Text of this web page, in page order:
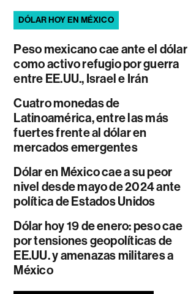
DÓLAR HOY EN MÉXICO
Peso mexicano cae ante el dólar
como activo refugio por guerra
entre EE.UU., Israel e Irán
Cuatro monedas de
Latinoamérica, entre las más
fuertes frente al dólar en
mercados emergentes
Dólar en México cae a su peor
nivel desde mayo de 2024 ante
política de Estados Unidos
Dólar hoy 19 de enero: peso cae
por tensiones geopolíticas de
EE.UU. y amenazas militares a
México